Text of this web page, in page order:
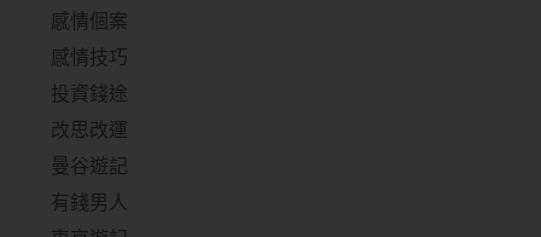
感情個案
感情技巧
投資錢途
改思改運
曼谷遊記
有錢男人